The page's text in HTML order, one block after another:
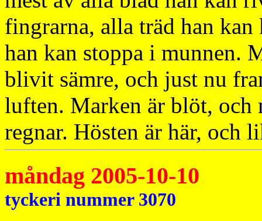
fingrarna, alla träd han
han kan stoppa i munnen.
blivit sämre, och just nu
luften. Marken är blöt,
regnar. Hösten är här, och
måndag 2005-10-10
tyckeri nummer 3070